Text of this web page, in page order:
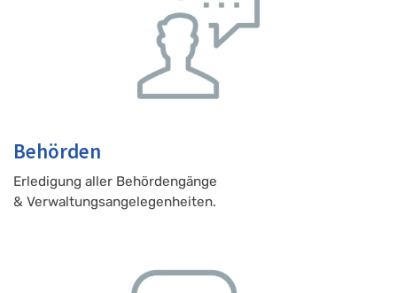
Behörden
Erledigung aller Behördengänge
& Verwaltungsangelegenheiten.